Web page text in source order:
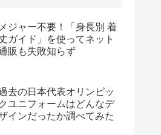
メジャー不要！「身長別 着
ガイド」を使ってネット
販も失敗知らず
去の日本代表オリンピッ
クユニフォームはどんなデ
インだったか調べてみた